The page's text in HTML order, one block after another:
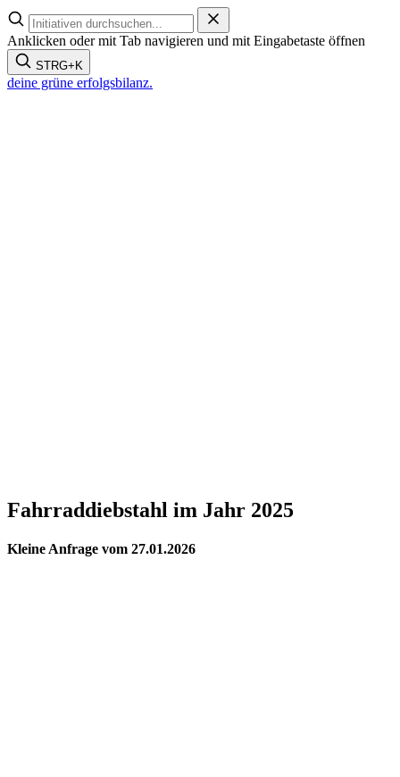
Zum
Inhalt
springen
Anklicken oder mit Tab navigieren und mit Eingabetaste öffnen
STRG+K
deine grüne erfolgsbilanz.
Fahrraddiebstahl im Jahr 2025
Kleine Anfrage vom 27.01.2026